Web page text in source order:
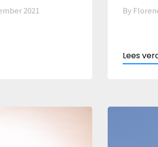
2021 By